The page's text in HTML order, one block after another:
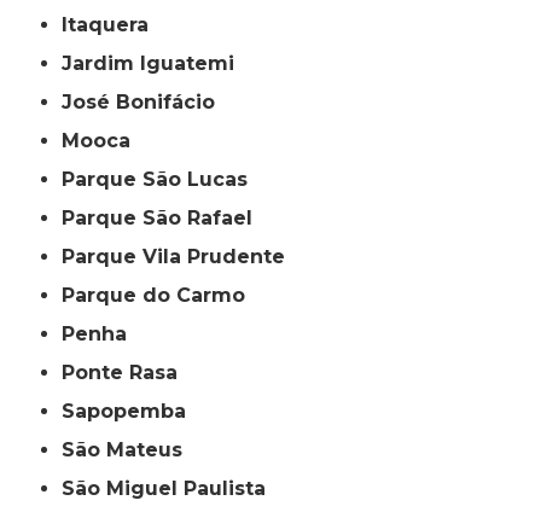
Itaquera
Jardim Iguatemi
José Bonifácio
Mooca
Parque São Lucas
Parque São Rafael
Parque Vila Prudente
Parque do Carmo
Penha
Ponte Rasa
Sapopemba
São Mateus
São Miguel Paulista